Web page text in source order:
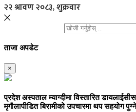
२२ श्रावण २०८३, शुक्रवार
ताजा अपडेट
×
प्रदेश अस्पताल म्याग्दीमा विस्तारित
मृगौलापीडित बिरामीको उपचारमा थप सहयोग